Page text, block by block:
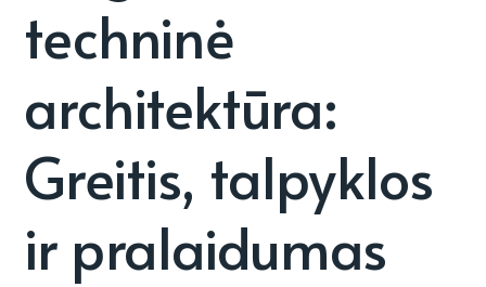
techninė
architektūra:
Greitis, talpyklos
ir pralaidumas